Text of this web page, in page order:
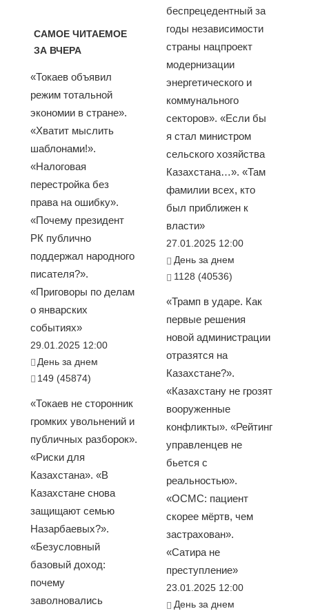
САМОЕ ЧИТАЕМОЕ
ЗА ВЧЕРА
«Токаев объявил
режим тотальной
экономии в стране».
«Хватит мыслить
шаблонами!».
«Налоговая
перестройка без
права на ошибку».
«Почему президент
РК публично
поддержал народного
писателя?».
«Приговоры по делам
о январских
событиях»
29.01.2025 12:00
День за днем
149 (45874)
«Токаев не сторонник
громких увольнений и
публичных разборок».
«Риски для
Казахстана». «В
Казахстане снова
защищают семью
Назарбаевых?».
«Безусловный
базовый доход:
почему
заволновались
беспрецедентный за
годы независимости
страны нацпроект
модернизации
энергетического и
коммунального
секторов». «Если бы
я стал министром
сельского хозяйства
Казахстана…». «Там
фамилии всех, кто
был приближен к
власти»
27.01.2025 12:00
День за днем
1128 (40536)
«Трамп в ударе. Как
первые решения
новой администрации
отразятся на
Казахстане?».
«Казахстану не грозят
вооруженные
конфликты». «Рейтинг
управленцев не
бьется с
реальностью».
«ОСМС: пациент
скорее мёртв, чем
застрахован».
«Сатира не
преступление»
23.01.2025 12:00
День за днем